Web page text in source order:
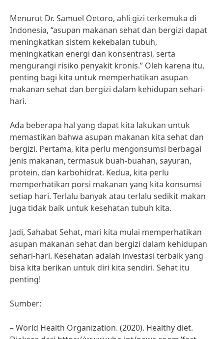
Menurut Dr. Samuel Oetoro, ahli gizi terkemuka di
Indonesia, “asupan makanan sehat dan bergizi dapat
meningkatkan sistem kekebalan tubuh,
meningkatkan energi dan konsentrasi, serta
mengurangi risiko penyakit kronis.” Oleh karena itu,
penting bagi kita untuk memperhatikan asupan
makanan sehat dan bergizi dalam kehidupan sehari-
hari.
Ada beberapa hal yang dapat kita lakukan untuk
memastikan bahwa asupan makanan kita sehat dan
bergizi. Pertama, kita perlu mengonsumsi berbagai
jenis makanan, termasuk buah-buahan, sayuran,
protein, dan karbohidrat. Kedua, kita perlu
memperhatikan porsi makanan yang kita konsumsi
setiap hari. Terlalu banyak atau terlalu sedikit makan
juga tidak baik untuk kesehatan tubuh kita.
Jadi, Sahabat Sehat, mari kita mulai memperhatikan
asupan makanan sehat dan bergizi dalam kehidupan
sehari-hari. Kesehatan adalah investasi terbaik yang
bisa kita berikan untuk diri kita sendiri. Sehat itu
penting!
Sumber:
– World Health Organization. (2020). Healthy diet.